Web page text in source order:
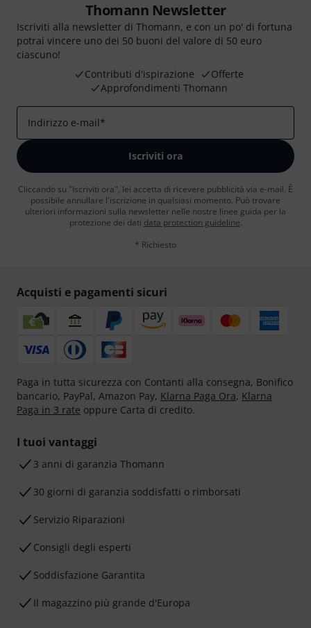
Thomann Newsletter
Iscriviti alla newsletter di Thomann, e con un po' di fortuna
potrai vincere uno dei 50 buoni del valore di 50 euro
ciascuno!
Contributi d'ispirazione
Offerte
Approfondimenti Thomann
Indirizzo e-mail*
Iscriviti ora
Cliccando su "Iscriviti ora", lei accetta di ricevere pubblicità via e-mail. È
possibile annullare l'iscrizione in qualsiasi momento. Può trovare
ulteriori informazioni sulla newsletter nelle nostre linee guida per la
protezione dei dati data protection guideline.
* Richiesto
Acquisti e pagamenti sicuri
Paga in tutta sicurezza con Contanti alla consegna, Bonifico
bancario, PayPal, Amazon Pay, Klarna Paga Ora, Klarna
Paga in 3 rate oppure Carta di credito.
I tuoi vantaggi
3 anni di garanzia Thomann
30 giorni di garanzia soddisfatti o rimborsati
Servizio Riparazioni
Consigli degli esperti
Soddisfazione Garantita
Il magazzino più grande d'Europa